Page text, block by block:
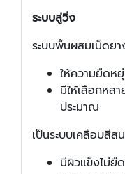
ระบบลู่วิ่ง
ระบบพื้นผสมเม็ดย
ให้ความยืดห
มีให้เลือกหล
ประมาณ
เป็นระบบเคลือบสีส
มีผิวแข็งไม่ยื